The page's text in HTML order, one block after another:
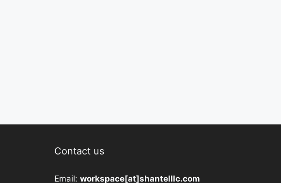
Contact us
Email: workspace[at]shantelllc.com